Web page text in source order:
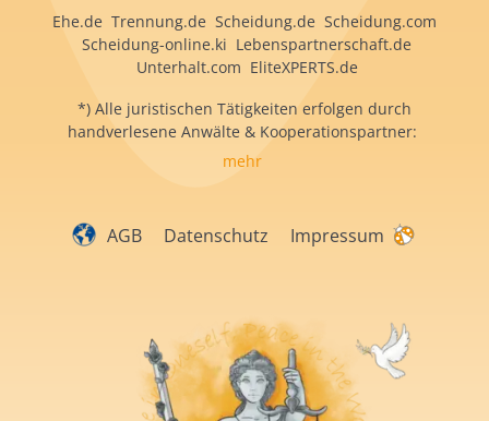
Ehe.de Trennung.de Scheidung.de Scheidung.com
Scheidung-online.ki Lebenspartnerschaft.de
Unterhalt.com EliteXPERTS.de
*) Alle juristischen Tätigkeiten erfolgen durch
handverlesene Anwälte & Kooperationspartner:
mehr
AGB Datenschutz Impressum